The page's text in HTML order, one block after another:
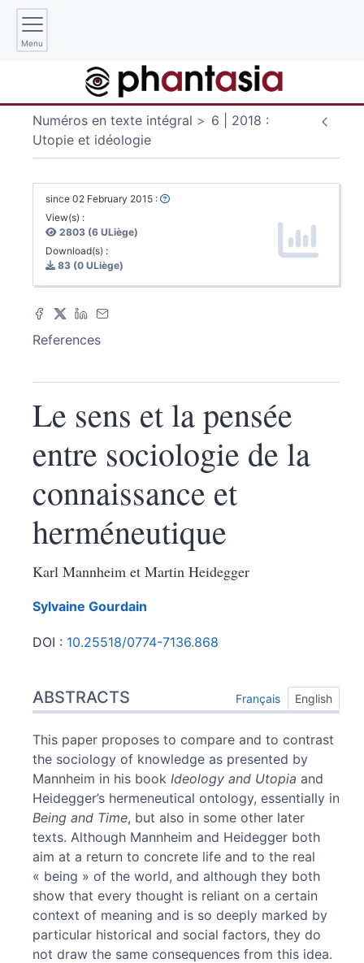
Menu
Numéros en texte intégral
6 | 2018 :
Utopie et idéologie
since 02 February 2015 :
View(s) :
2803 (6 ULiège)
Download(s) :
83 (0 ULiège)
References
Le sens et la pensée
entre sociologie de la
connaissance et
herméneutique
Karl Mannheim et Martin Heidegger
Sylvaine Gourdain
DOI : 10.25518/0774-7136.868
Outline
Notes
References
Author
ABSTRACTS Français English
This paper proposes to compare and to contrast
the sociology of knowledge as presented by
Mannheim in his book Ideology and Utopia and
Heidegger’s hermeneutical ontology, essentially in
Being and Time, but also in some other later
texts. Although Mannheim and Heidegger both
aim at a return to concrete life and to the real
« being » of the world, and although they both
show that every thought is reliant on a certain
context of meaning and is so deeply marked by
particular historical and social factors, they do
not draw the same consequences from this idea.